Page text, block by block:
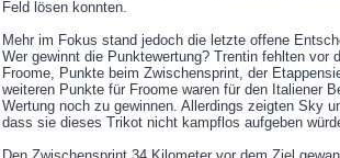
Feld lösen konnten.
Mehr im Fokus stand jedoch die letzte offene
Wer gewinnt die Punktewertung? Trentin fehlten vor
Froome, Punkte beim Zwischensprint, der
weiteren Punkte für Froome waren für den Italiener
Wertung noch zu gewinnen. Allerdings zeigten Sky
dass sie dieses Trikot nicht kampflos aufgeben